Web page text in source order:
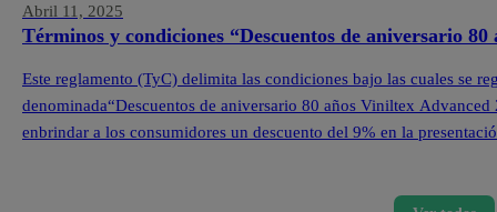
Abril 11, 2025
Términos y condiciones “Descuentos de aniversario
Este reglamento (TyC) delimita las condiciones bajo las cuales se
denominada“Descuentos de aniversario 80 años Viniltex
enbrindar a los consumidores un descuento del 9% en la